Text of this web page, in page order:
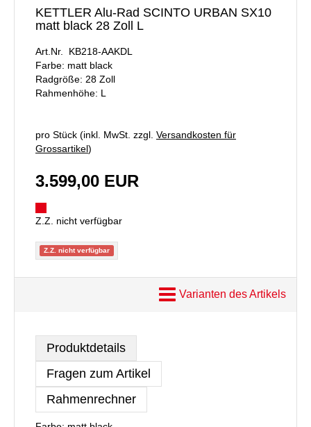
KETTLER Alu-Rad SCINTO URBAN SX10
matt black 28 Zoll L
Art.Nr. KB218-AAKDL
Farbe: matt black
Radgröße: 28 Zoll
Rahmenhöhe: L
pro Stück (inkl. MwSt. zzgl. Versandkosten für
Grossartikel)
3.599,00 EUR
Z.Z. nicht verfügbar
Z.Z. nicht verfügbar
Varianten des Artikels
Produktdetails
Fragen zum Artikel
Rahmenrechner